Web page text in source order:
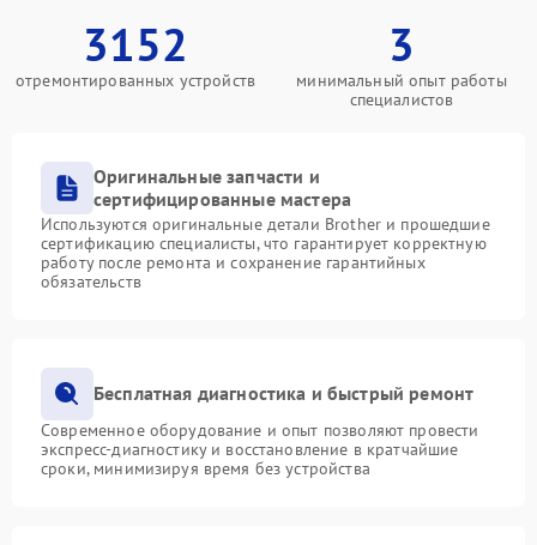
3152
отремонтированных устройств
3
минимальный опыт работы
специалистов
Оригинальные запчасти и
сертифицированные мастера
Используются оригинальные детали Brother и прошедшие
сертификацию специалисты, что гарантирует корректную
работу после ремонта и сохранение гарантийных
обязательств
Бесплатная диагностика и быстрый ремонт
Современное оборудование и опыт позволяют провести
экспресс-диагностику и восстановление в кратчайшие
сроки, минимизируя время без устройства